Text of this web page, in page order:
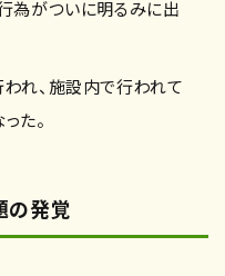
為がついに明るみに出
れ、施設内で行われて
た。
の発覚